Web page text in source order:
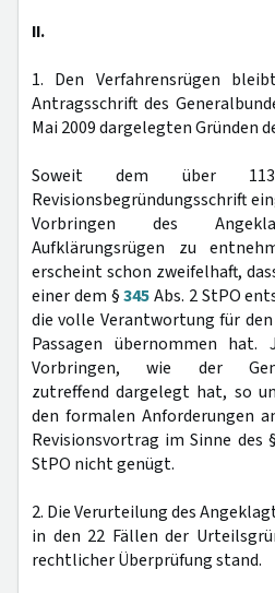
II.
1. Den Verfahrensrügen
Antragsschrift des
Mai 2009 dargelegten Gründen
Soweit dem über
Revisionsbegründungsschrift
Vorbringen des
Aufklärungsrügen zu
erscheint schon zweifelhaft,
einer dem §345Abs. 2 StPO
die volle Verantwortung für
Passagen übernommen hat.
Vorbringen, wie der
zutreffend dargelegt hat, so
den formalen Anforderungen
Revisionsvortrag im Sinne des
StPO nicht genügt.
2. Die Verurteilung des
in den 22 Fällen der
rechtlicher Überprüfung stand.